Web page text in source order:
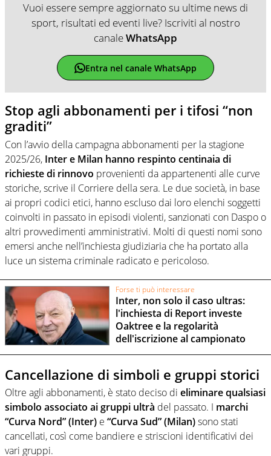
Vuoi essere sempre aggiornato su ultime news di
sport, risultati ed eventi live? Iscriviti al nostro
canaleWhatsApp
Entra nel canale WhatsApp
Stop agli abbonamenti per i tifosi “non
graditi”
Con l’avvio della campagna abbonamenti per la stagione
2025/26, Inter e Milan hanno respinto centinaia di
richieste di rinnovo provenienti da appartenenti alle curve
storiche, scrive il Corriere della sera. Le due società, in base
ai propri codici etici, hanno escluso dai loro elenchi soggetti
coinvolti in passato in episodi violenti, sanzionati con Daspo o
altri provvedimenti amministrativi. Molti di questi nomi sono
emersi anche nell’inchiesta giudiziaria che ha portato alla
luce un sistema criminale radicato e pericoloso.
Forse ti può interessare
Inter, non solo il caso ultras:
l'inchiesta di Report investe
Oaktree e la regolarità
dell'iscrizione al campionato
Cancellazione di simboli e gruppi storici
Oltre agli abbonamenti, è stato deciso di eliminare qualsiasi
simbolo associato ai gruppi ultrà del passato. I marchi
“Curva Nord” (Inter) e “Curva Sud” (Milan)sono stati
cancellati, così come bandiere e striscioni identificativi dei
vari gruppi.